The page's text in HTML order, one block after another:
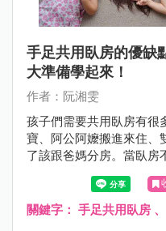
手足共用臥房的優缺
大準備學起來！
作者：阮湘雯
孩子們需要共用臥房有很
寶、阿公阿嬤搬進來住、
了該跟爸媽分房。當臥房
子共用臥房，又同時保護
關鍵字： 手足共用臥房 、